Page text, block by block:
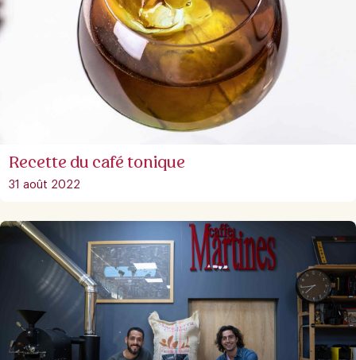
Recette du café tonique
31 août 2022